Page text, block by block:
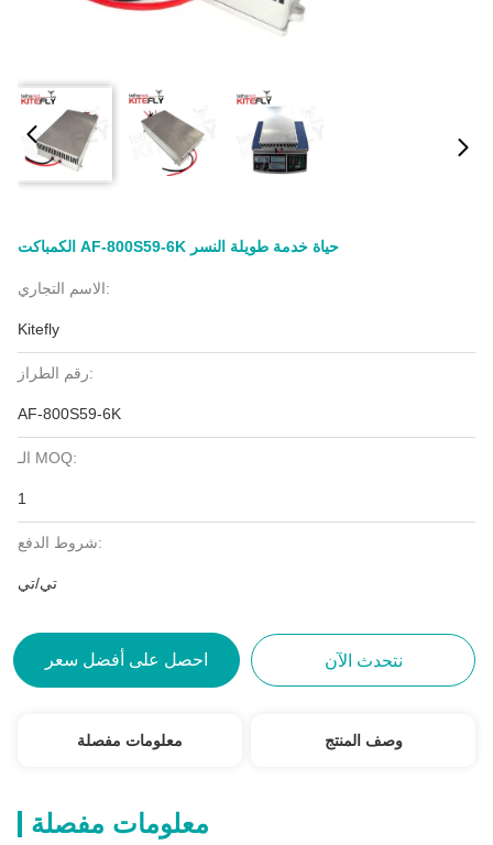
الكمباكت AF-800S59-6K حياة خدمة طويلة النسر
الاسم التجاري:
Kitefly
رقم الطراز:
AF-800S59-6K
الـ MOQ:
1
شروط الدفع:
تي/تي
احصل على أفضل سعر نتحدث الآن
معلومات مفصلة وصف المنتج
معلومات مفصلة